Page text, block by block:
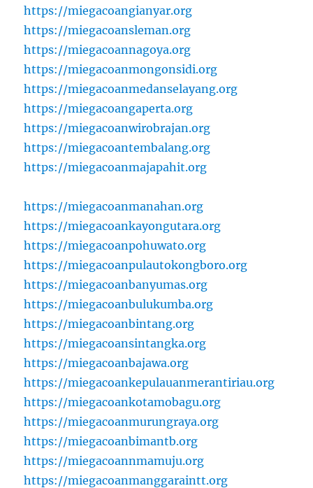
https://miegacoangianyar.org
https://miegacoansleman.org
https://miegacoannagoya.org
https://miegacoanmongonsidi.org
https://miegacoanmedanselayang.org
https://miegacoangaperta.org
https://miegacoanwirobrajan.org
https://miegacoantembalang.org
https://miegacoanmajapahit.org
https://miegacoanmanahan.org
https://miegacoankayongutara.org
https://miegacoanpohuwato.org
https://miegacoanpulautokongboro.org
https://miegacoanbanyumas.org
https://miegacoanbulukumba.org
https://miegacoanbintang.org
https://miegacoansintangka.org
https://miegacoanbajawa.org
https://miegacoankepulauanmerantiriau.org
https://miegacoankotamobagu.org
https://miegacoanmurungraya.org
https://miegacoanbimantb.org
https://miegacoannmamuju.org
https://miegacoanmanggaraintt.org